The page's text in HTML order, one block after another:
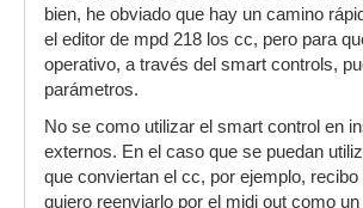
bien, he obviado que hay un camino
el editor de mpd 218 los cc, pero para
operativo, a través del smart controls,
parámetros.
No se como utilizar el smart control en
externos. En el caso que se puedan
que conviertan el cc, por ejemplo,
quiero reenviarlo por el midi out como